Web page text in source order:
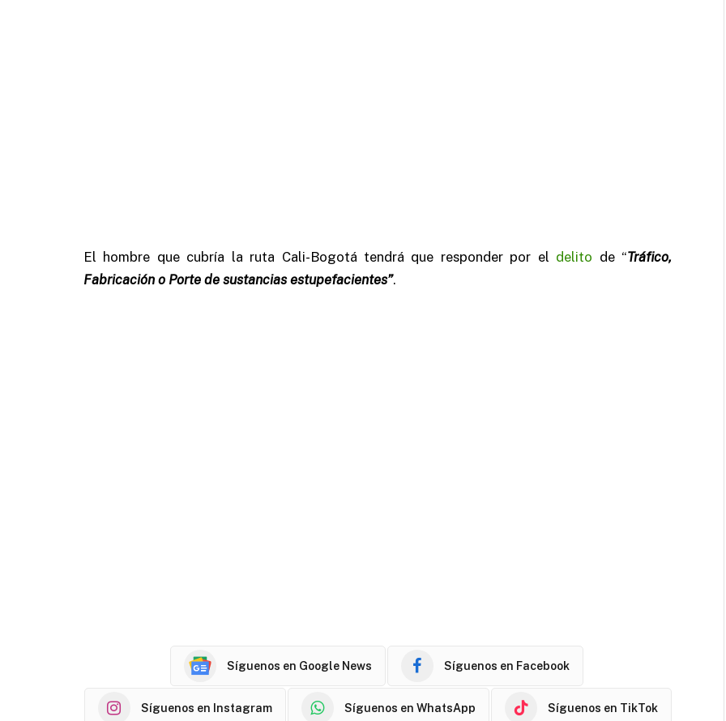
El hombre que cubría la ruta Cali-Bogotá tendrá que responder por el delito de “Tráfico,
Fabricación o Porte de sustancias estupefacientes”.
Síguenos en Google News Síguenos en Facebook
Síguenos en Instagram Síguenos en WhatsApp Síguenos en TikTok